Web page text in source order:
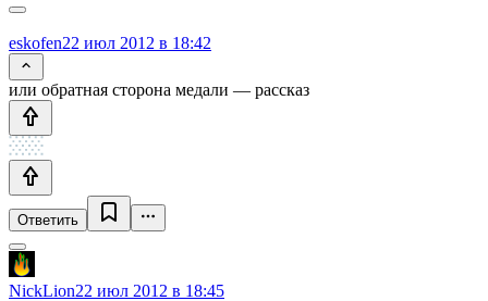
eskofen22 июл 2012 в 18:42
или обратная сторона медали — рассказ
Ответить
NickLion22 июл 2012 в 18:45